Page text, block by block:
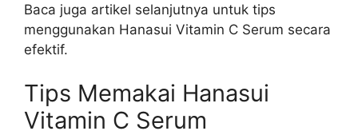
Baca juga artikel selanjutnya untuk tips
menggunakan Hanasui Vitamin C Serum secara
efektif.
Tips Memakai Hanasui
Vitamin C Serum